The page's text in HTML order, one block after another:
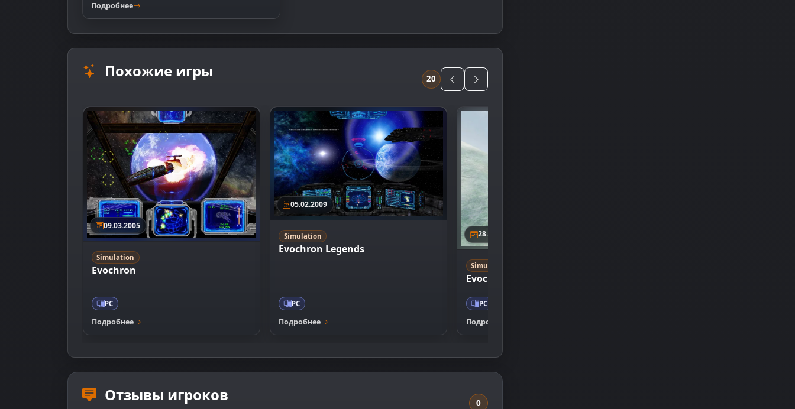
Подробнее
Похожие игры 20
09.03.2005
Simulation
Evochron
PC
Подробнее
05.02.2009
Simulation
Evochron Legends
PC
Подробнее
28.09.2007
Simulation
Evochron Renegades
PC
Подробнее
Отзывы игроков 0